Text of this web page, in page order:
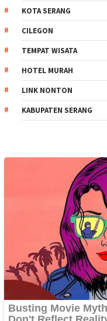
KOTA SERANG
CILEGON
TEMPAT WISATA
HOTEL MURAH
LINK NONTON
KABUPATEN SERANG